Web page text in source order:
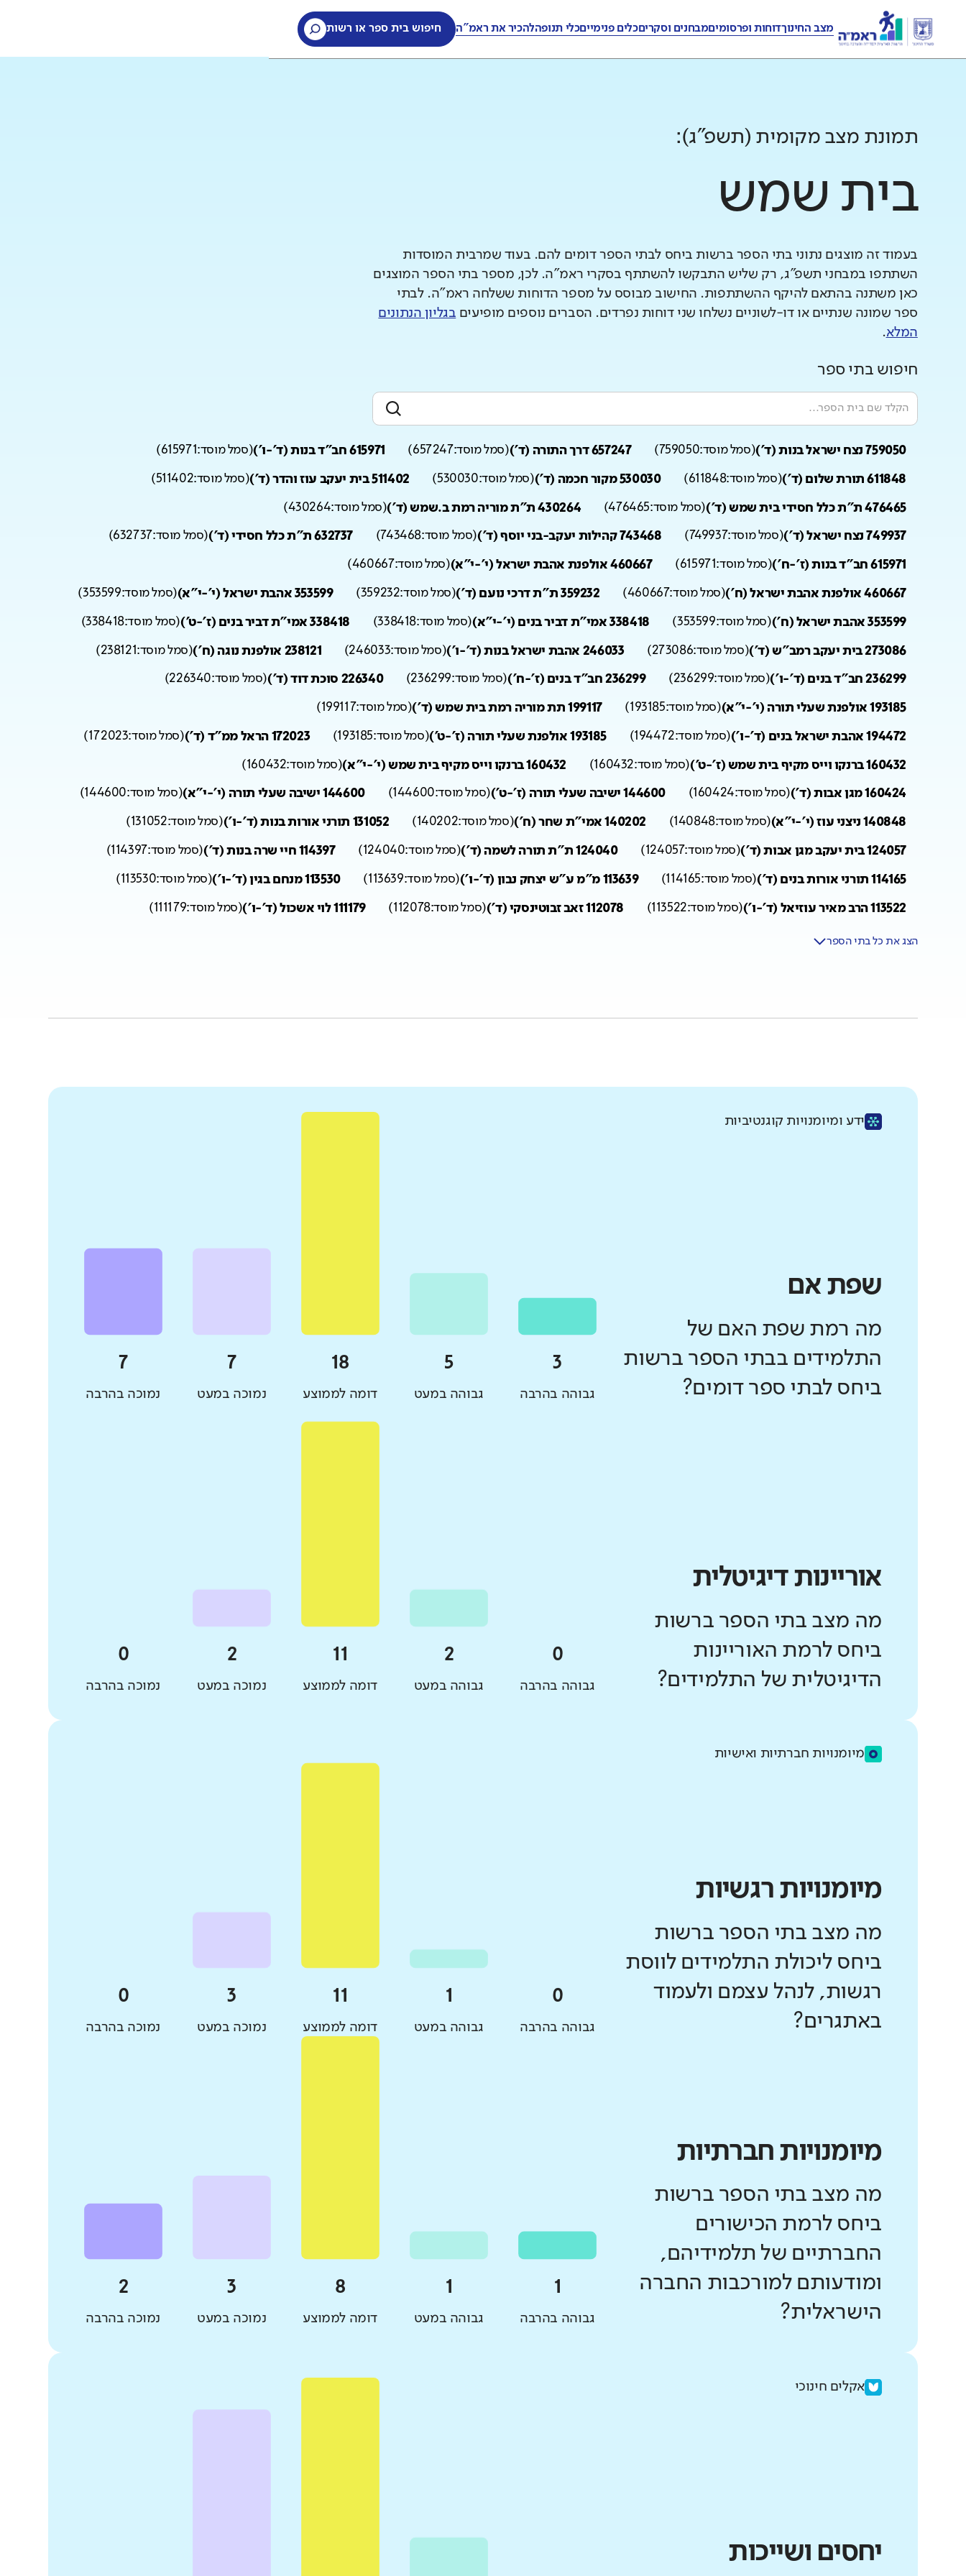
מצב החינוךדוחות ופרסומיםמבחנים וסקריםכלים פנימייםכלי תנופהלהכיר את ראמ"ה חיפוש בית ספר או רשות
תמונת מצב מקומית (תשפ"ג):
בית שמש
בעמוד זה מוצגים נתוני בתי הספר ברשות ביחס לבתי הספר דומים להם. בעוד שמרבית המוסדות
השתתפו במבחני תשפ"ג, רק שליש התבקשו להשתתף בסקרי ראמ"ה. לכן, מספר בתי הספר המוצגים
כאן משתנה בהתאם להיקף ההשתתפות. החישוב מבוסס על מספר הדוחות ששלחה ראמ"ה. לבתי
ספר שמונה שנתיים או דו-לשוניים נשלחו שני דוחות נפרדים. הסברים נוספים מופיעים בגליון הנתונים
המלא.
חיפוש בתי ספר
759050 נצח ישראל בנות (ד') (סמל מוסד:759050
) 657247 דרך התורה (ד') (סמל מוסד:657247
) 615971 חב"ד בנות (ד'-ו') (סמל מוסד:615971
)
611848 תורת שלום (ד') (סמל מוסד:611848
) 530030 מקור חכמה (ד') (סמל מוסד:530030
) 511402 בית יעקב עוז והדר (ד') (סמל מוסד:511402
)
476465 ת"ת כלל חסידי בית שמש (ד') (סמל מוסד:476465
) 430264 ת"ת מוריה רמת ב.שמש (ד') (סמל מוסד:430264
)
749937 נצח ישראל (ד') (סמל מוסד:749937
) 743468 קהילות יעקב-בני יוסף (ד') (סמל מוסד:743468
) 632737 ת"ת כלל חסידי (ד') (סמל מוסד:632737
)
615971 חב"ד בנות (ז'-ח') (סמל מוסד:615971
) 460667 אולפנת אהבת ישראל (י'-י"א) (סמל מוסד:460667
)
460667 אולפנת אהבת ישראל (ח') (סמל מוסד:460667
) 359232 ת"ת דרכי נועם (ד') (סמל מוסד:359232
) 353599 אהבת ישראל (י'-י"א) (סמל מוסד:353599
)
353599 אהבת ישראל (ח') (סמל מוסד:353599
) 338418 אמי"ת דביר בנים (י'-י"א) (סמל מוסד:338418
) 338418 אמי"ת דביר בנים (ז'-ט') (סמל מוסד:338418
)
273086 בית יעקב רמב"ש (ד') (סמל מוסד:273086
) 246033 אהבת ישראל בנות (ד'-ו') (סמל מוסד:246033
) 238121 אולפנת נוגה (ח') (סמל מוסד:238121
)
236299 חב"ד בנים (ד'-ו') (סמל מוסד:236299
) 236299 חב"ד בנים (ז'-ח') (סמל מוסד:236299
) 226340 סוכת דוד (ד') (סמל מוסד:226340
)
193185 אולפנת שעלי תורה (י'-י"א) (סמל מוסד:193185
) 199117 תת מוריה רמת בית שמש (ד') (סמל מוסד:199117
)
194472 אהבת ישראל בנים (ד'-ו') (סמל מוסד:194472
) 193185 אולפנת שעלי תורה (ז'-ט') (סמל מוסד:193185
) 172023 הראל ממ"ד (ד') (סמל מוסד:172023
)
160432 ברנקו וייס מקיף בית שמש (ז'-ט') (סמל מוסד:160432
) 160432 ברנקו וייס מקיף בית שמש (י'-י"א) (סמל מוסד:160432
)
160424 מגן אבות (ד') (סמל מוסד:160424
) 144600 ישיבה שעלי תורה (ז'-ט') (סמל מוסד:144600
) 144600 ישיבה שעלי תורה (י'-י"א) (סמל מוסד:144600
)
140848 ניצני עוז (י'-י"א) (סמל מוסד:140848
) 140202 אמי"ת שחר (ח') (סמל מוסד:140202
) 131052 תורני אורות בנות (ד'-ו') (סמל מוסד:131052
)
124057 בית יעקב מגן אבות (ד') (סמל מוסד:124057
) 124040 ת"ת תורה לשמה (ד') (סמל מוסד:124040
) 114397 חיי שרה בנות (ד') (סמל מוסד:114397
)
114165 תורני אורות בנים (ד') (סמל מוסד:114165
) 113639 מ"מ ע"ש יצחק נבון (ד'-ו') (סמל מוסד:113639
) 113530 מנחם בגין (ד'-ו') (סמל מוסד:113530
)
113522 הרב מאיר עוזיאל (ד'-ו') (סמל מוסד:113522
) 112078 זאב זבוטינסקי (ד') (סמל מוסד:112078
) 111179 לוי אשכול (ד'-ו') (סמל מוסד:111179
)
הצג את כל בתי הספר
ידע ומיומנויות קוגנטיביות
שפת אם
מה רמת שפת האם של
התלמידים בבתי הספר ברשות
ביחס לבתי ספר דומים?
גבוהה בהרבה גבוהה במעט דומה לממוצע נמוכה במעט נמוכה בהרבה
אוריינות דיגיטלית
מה מצב בתי הספר ברשות
ביחס לרמת האוריינות
הדיגיטלית של התלמידים?
גבוהה בהרבה גבוהה במעט דומה לממוצע נמוכה במעט נמוכה בהרבה
מיומנויות חברתיות ואישיות
מיומנויות רגשיות
מה מצב בתי הספר ברשות
ביחס ליכולת התלמידים לווסת
רגשות, לנהל עצמם ולעמוד
באתגרים?
גבוהה בהרבה גבוהה במעט דומה לממוצע נמוכה במעט נמוכה בהרבה
מיומנויות חברתיות
מה מצב בתי הספר ברשות
ביחס לרמת הכישורים
החברתיים של תלמידיהם,
ומודעותם למורכבות החברה
הישראלית?
גבוהה בהרבה גבוהה במעט דומה לממוצע נמוכה במעט נמוכה בהרבה
אקלים חינוכי
יחסים ושייכות